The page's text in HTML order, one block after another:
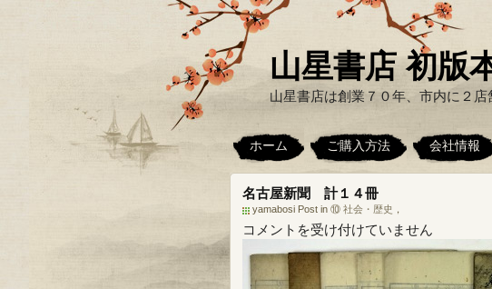
山星書店 初版
山星書店は創業７０年、市内に２店
ホーム ご購入方法 会社情報
名古屋新聞 計１４冊
yamabosi Post in ⑩ 社会・歴史 ，
名
屋
新
コメントを受け付けていません